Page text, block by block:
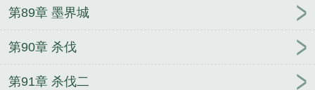
第89章 墨界城
第90章 杀伐
第91章 杀伐二